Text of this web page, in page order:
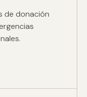
de donación